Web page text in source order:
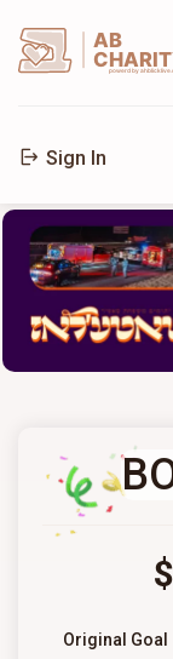
AB
powerd by
Sign In
$
Original Goal